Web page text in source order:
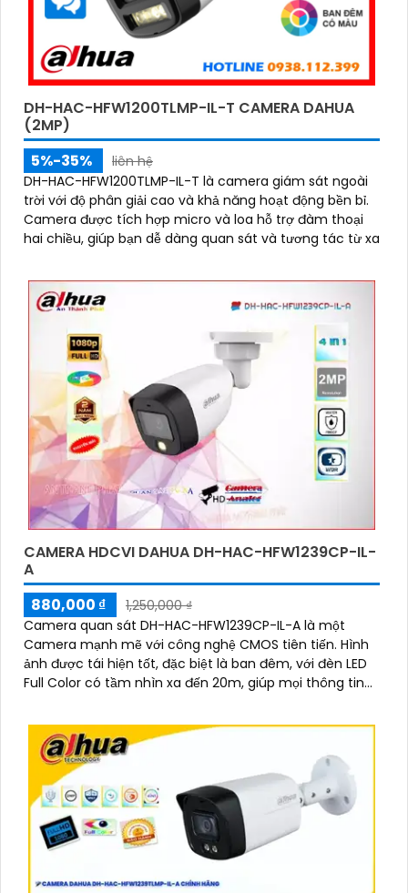
DH-HAC-HFW1200TLMP-IL-T CAMERA DAHUA
(2MP)
5%-35%
liên hệ
DH-HAC-HFW1200TLMP-IL-T là camera giám sát ngoài
trời với độ phân giải cao và khả năng hoạt động bền bỉ.
Camera được tích hợp micro và loa hỗ trợ đàm thoại
hai chiều, giúp bạn dễ dàng quan sát và tương tác từ xa
CAMERA HDCVI DAHUA DH-HAC-HFW1239CP-IL-
A
880,000 ₫
1,250,000 ₫
Camera quan sát DH-HAC-HFW1239CP-IL-A là một
Camera mạnh mẽ với công nghệ CMOS tiên tiến. Hình
ảnh được tái hiện tốt, đặc biệt là ban đêm, với đèn LED
Full Color có tầm nhìn xa đến 20m, giúp mọi thông tin